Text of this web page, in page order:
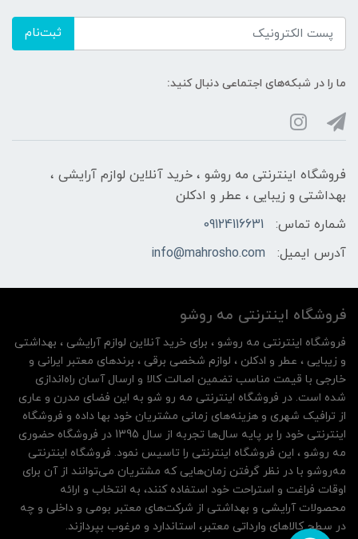
ثبت‌نام
ما را در شبکه‌های اجتماعی دنبال کنید:
فروشگاه اینترنتی مه‌ رو‌شو ، خرید آنلاین لوازم آرایشی ،
بهداشتی و زیبایی ، عطر و ادکلن
شماره تماس:
09124116631
آدرس ایمیل:
info@mahrosho.com
فروشگاه اینترنتی مه‌ رو‌شو
فروشگاه اینترنتی مه‌ رو‌شو ، برای خرید آنلاین لوازم آرایشی ، بهداشتی
و زیبایی ، عطر و ادکلن ، لوازم شخصی برقی ، برندهای معتبر ایرانی و
خارجی با قیمت مناسب تضمین اصالت کالا و ارسال آسان راه‌اندازی
شده است. در فروشگاه اینترنتی مه رو شو به این فضای مدرن و عاری
از ترافیک شهری و هزینه‌های زمانی مشتریان خود بها داده و فروشگاه
اینترنتی خود را بر پایه سال‌ها تجربه از سال 1395 در فروشگاه حضوری
مه روشو ، این فروشگاه اینترنتی را تاسیس نمود. فروشگاه اینترنتی
مه‌رو‌شو با در نظر گرفتن زمان‌هایی که مشتریان می‌توانند از آن‌ برای
اوقات فراغت و استراحت خود استفاده کنند، به انتخاب و ارائه
محصولات آرایشی و بهداشتی از شرکت‌های معتبر بومی و داخلی و چه
در سطح کالاهای وارداتی معتبر، استاندارد و مرغوب بپردازند.